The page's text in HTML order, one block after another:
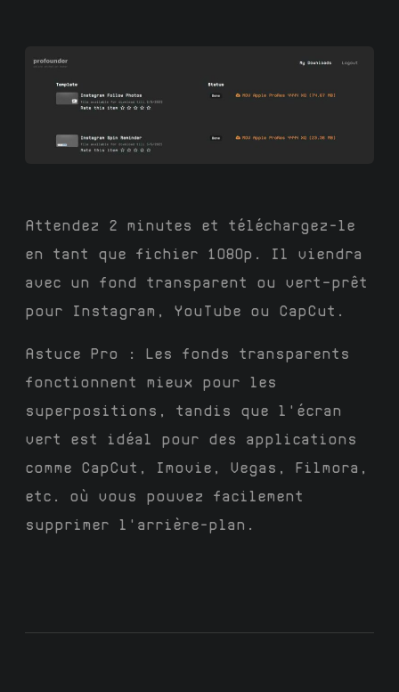
Attendez 2 minutes et téléchargez-le
en tant que fichier 1080p. Il viendra
avec un fond transparent ou vert—prêt
pour Instagram, YouTube ou CapCut.
Astuce Pro : Les fonds transparents
fonctionnent mieux pour les
superpositions, tandis que l'écran
vert est idéal pour des applications
comme CapCut, Imovie, Vegas, Filmora,
etc. où vous pouvez facilement
supprimer l'arrière-plan.